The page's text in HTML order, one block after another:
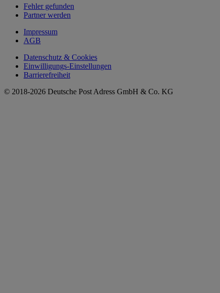
Fehler gefunden
Partner werden
Impressum
AGB
Datenschutz & Cookies
Einwilligungs-Einstellungen
Barrierefreiheit
© 2018-2026 Deutsche Post Adress GmbH & Co. KG